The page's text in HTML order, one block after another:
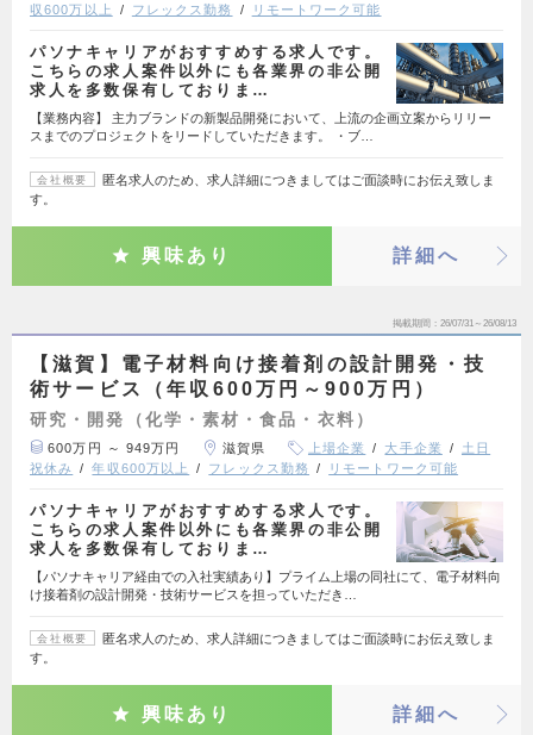
収600万以上 フレックス勤務 リモートワーク可能
パソナキャリアがおすすめする求人です。
こちらの求人案件以外にも各業界の非公開
求人を多数保有しておりま…
【業務内容】 主力ブランドの新製品開発において、上流の企画立案からリリー
スまでのプロジェクトをリードしていただきます。 ・ブ…
会社概要
匿名求人のため、求人詳細につきましてはご面談時にお伝え致しま
す。
興味あり 詳細へ
掲載期間 26/07/31～26/08/13
【滋賀】電子材料向け接着剤の設計開発・技
術サービス（年収600万円～900万円）
研究・開発（化学・素材・食品・衣料）
600万円 ～ 949万円 滋賀県 上場企業 大手企業
土日
祝休み
年収600万以上 フレックス勤務 リモートワーク可能
パソナキャリアがおすすめする求人です。
こちらの求人案件以外にも各業界の非公開
求人を多数保有しておりま…
【パソナキャリア経由での入社実績あり】プライム上場の同社にて、電子材料向
け接着剤の設計開発・技術サービスを担っていただき…
会社概要
匿名求人のため、求人詳細につきましてはご面談時にお伝え致しま
す。
興味あり 詳細へ